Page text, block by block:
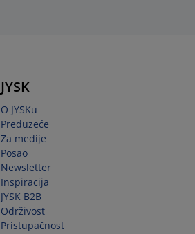
JYSK
O JYSKu
Preduzeće
Za medije
Posao
Newsletter
Inspiracija
JYSK B2B
Održivost
Pristupačnost